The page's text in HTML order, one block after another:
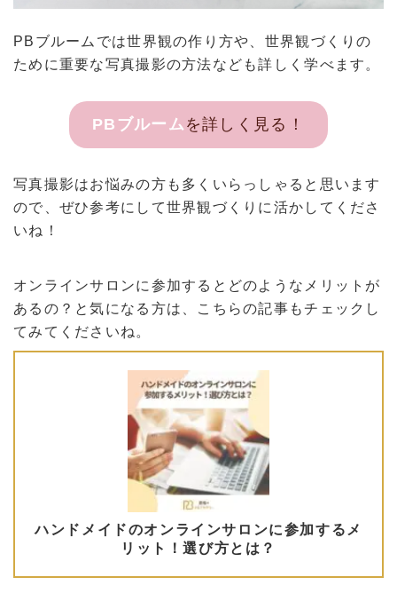
PBブルームでは世界観の作り方や、世界観づくりの
ために重要な写真撮影の方法なども詳しく学べます。
PBブルーム を詳しく見る！
写真撮影はお悩みの方も多くいらっしゃると思います
ので、ぜひ参考にして世界観づくりに活かしてくださ
いね！
オンラインサロンに参加するとどのようなメリットが
あるの？と気になる方は、こちらの記事もチェックし
てみてくださいね。